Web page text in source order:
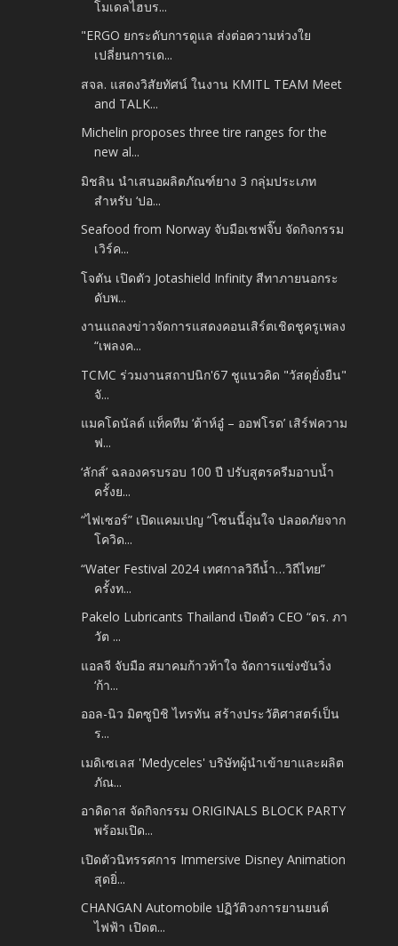
โมเดลไฮบร...
"ERGO ยกระดับการดูแล ส่งต่อความห่วงใย
เปลี่ยนการเด...
สจล. แสดงวิสัยทัศน์ ในงาน KMITL TEAM Meet
and TALK...
Michelin proposes three tire ranges for the
new al...
มิชลิน นำเสนอผลิตภัณฑ์ยาง 3 กลุ่มประเภท
สำหรับ ‘ปอ...
Seafood from Norway จับมือเชฟจิ๊บ จัดกิจกรรม
เวิร์ค...
โจตัน เปิดตัว Jotashield Infinity สีทาภายนอกระ
ดับพ...
งานแถลงข่าวจัดการแสดงคอนเสิร์ตเชิดชูครูเพลง
“เพลงค...
TCMC ร่วมงานสถาปนิก'67 ชูแนวคิด "วัสดุยั่งยืน"
จั...
แมคโดนัลด์ แท็คทีม ‘ต้าห์อู๋ – ออฟโรด’ เสิร์ฟความ
ฟ...
‘ลักส์’ ฉลองครบรอบ 100 ปี ปรับสูตรครีมอาบน้ำ
ครั้งย...
“ไฟเซอร์” เปิดแคมเปญ “โซนนี้อุ่นใจ ปลอดภัยจาก
โควิด...
“Water Festival 2024 เทศกาลวิถีน้ำ…วิถีไทย”
ครั้งท...
Pakelo Lubricants Thailand เปิดตัว CEO “ดร. ภา
วัต ...
แอลจี จับมือ สมาคมก้าวท้าใจ จัดการแข่งขันวิ่ง
‘ก้า...
ออล-นิว มิตซูบิชิ ไทรทัน สร้างประวัติศาสตร์เป็น
ร...
เมดิเซเลส 'Medyceles' บริษัทผู้นําเข้ายาและผลิต
ภัณ...
อาดิดาส จัดกิจกรรม ORIGINALS BLOCK PARTY
พร้อมเปิด...
เปิดตัวนิทรรศการ Immersive Disney Animation
สุดยิ่...
CHANGAN Automobile ปฏิวัติวงการยานยนต์
ไฟฟ้า เปิดต...